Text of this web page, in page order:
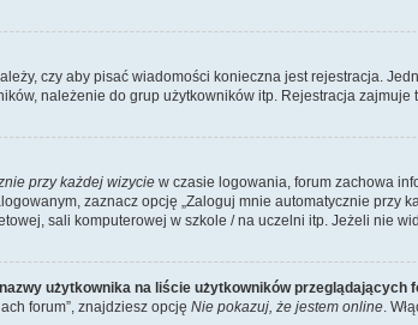
czy aby pisać wiadomości konieczna jest rejestracja.
należenie do grup użytkowników itp. Rejestracja zajmuje
przy każdej wizycie w czasie logowania, forum zachowa
zaznacz opcję „Zaloguj mnie automatycznie
sali komputerowej w szkole / na uczelni itp. Jeżeli nie
użytkownika na liście użytkowników przeglądających
forum”, znajdziesz opcję Nie pokazuj, że jestem online.